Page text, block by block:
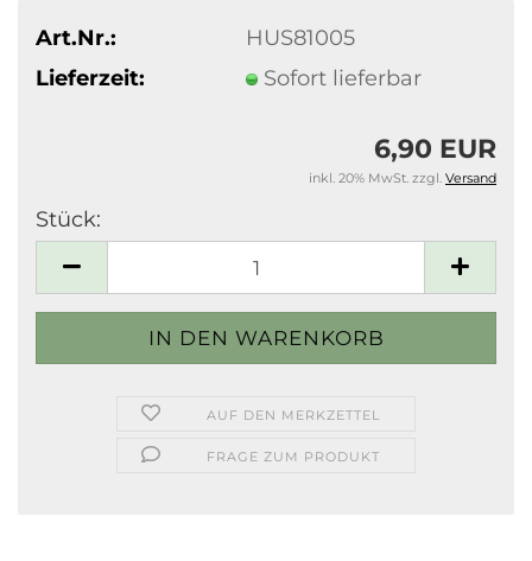
Art.Nr.:
HUS81005
Lieferzeit:
Sofort lieferbar
6,90 EUR
inkl. 20% MwSt. zzgl. Versand
Stück:
AUF DEN MERKZETTEL
FRAGE ZUM PRODUKT